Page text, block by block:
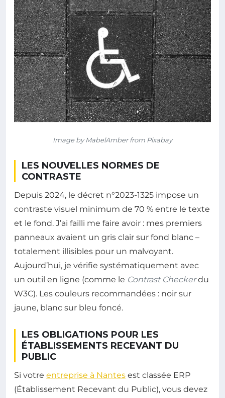
Image by MabelAmber from Pixabay
LES NOUVELLES NORMES DE
CONTRASTE
Depuis 2024, le décret n°2023-1325 impose un
contraste visuel minimum de 70 % entre le texte
et le fond. J’ai failli me faire avoir : mes premiers
panneaux avaient un gris clair sur fond blanc –
totalement illisibles pour un malvoyant.
Aujourd’hui, je vérifie systématiquement avec
un outil en ligne (comme le Contrast Checkerdu
W3C). Les couleurs recommandées : noir sur
jaune, blanc sur bleu foncé.
LES OBLIGATIONS POUR LES
ÉTABLISSEMENTS RECEVANT DU
PUBLIC
Si votre entreprise à Nantes est classée ERP
(Établissement Recevant du Public), vous devez